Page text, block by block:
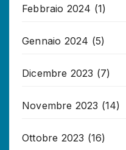
Febbraio 2024 (1)
Gennaio 2024 (5)
Dicembre 2023 (7)
Novembre 2023 (14)
Ottobre 2023 (16)